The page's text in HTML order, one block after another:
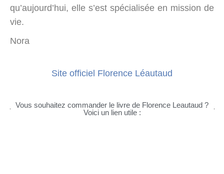
qu’aujourd’hui, elle s’est spécialisée en mission de
vie.
Nora
Site officiel Florence Léautaud
Vous souhaitez commander le livre de Florence Leautaud ?
Voici un lien utile :